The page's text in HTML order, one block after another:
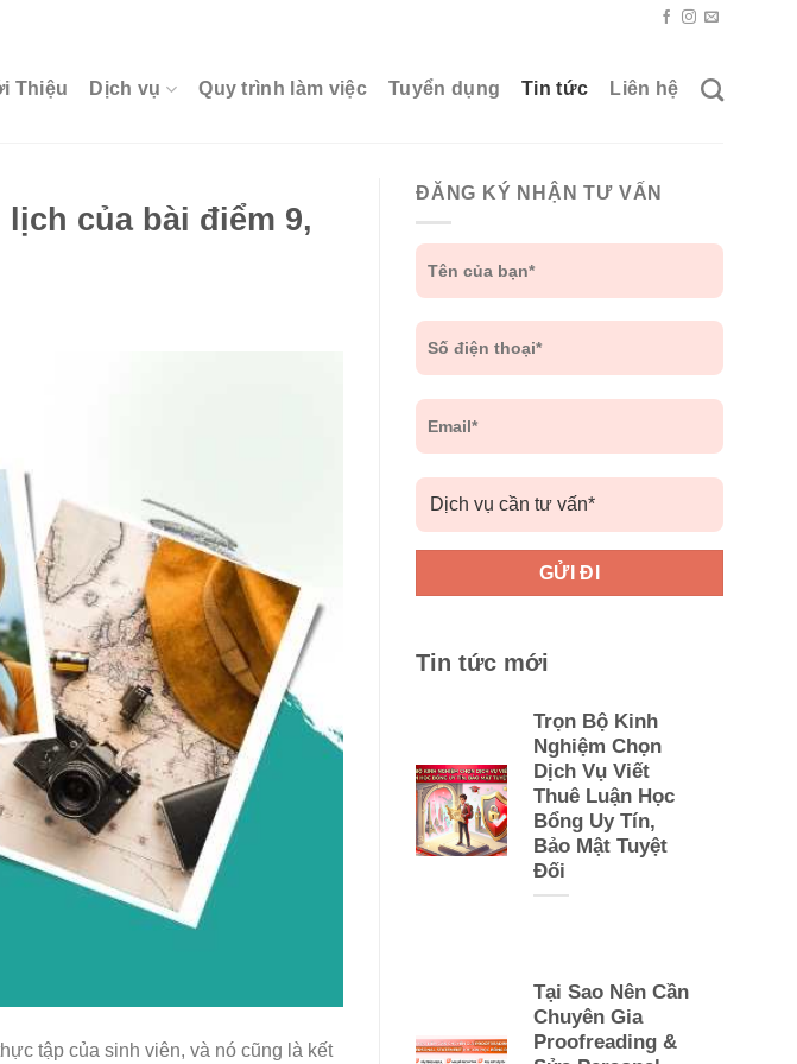
Thiệu Dịch vụ Quy trình làm việc Tuyển dụng Tin tức Liên hệ
của bài điểm 9,
tập của sinh viên, và nó cũng là kết
ĐĂNG KÝ NHẬN TƯ VẤN
Tin tức mới
Trọn Bộ Kinh
Nghiệm Chọn
Dịch Vụ Viết
Thuê Luận Học
Bổng Uy Tín,
Bảo Mật Tuyệt
Đối
Tại Sao Nên Cần
Chuyên Gia
Proofreading &